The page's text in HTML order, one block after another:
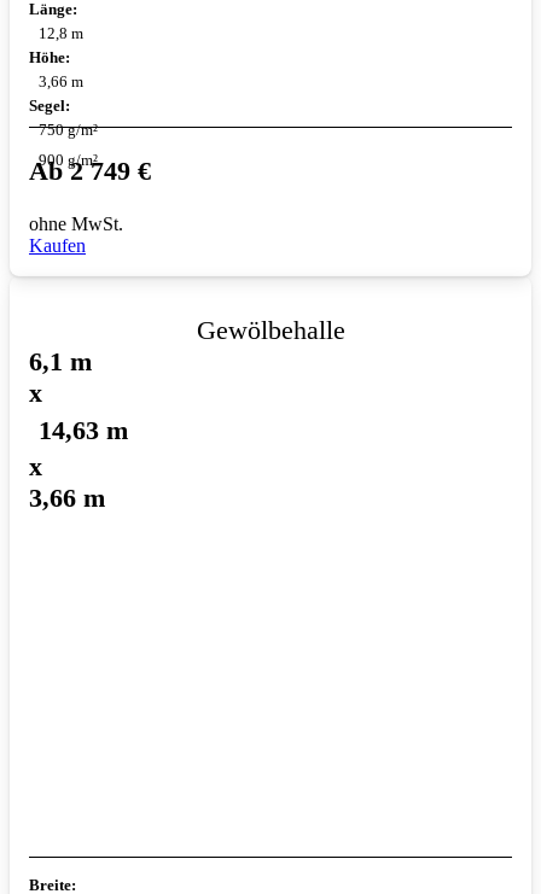
Länge:
12,8 m
Höhe:
3,66 m
Segel:
750 g/m²
900 g/m²
Ab2 749 €
ohne MwSt.
Kaufen
Gewölbehalle
6,1 m
x
14,63 m
x
3,66 m
Breite: